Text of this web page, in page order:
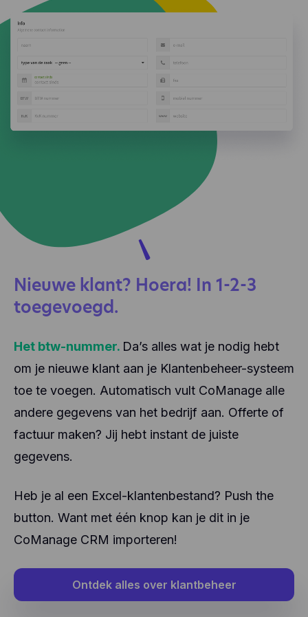
Nieuwe klant? Hoera! In 1-2-3
toegevoegd.
Het btw-nummer. Da’s alles wat je nodig hebt
om je nieuwe klant aan je Klantenbeheer-systeem
toe te voegen. Automatisch vult CoManage alle
andere gegevens van het bedrijf aan. Offerte of
factuur maken? Jij hebt instant de juiste
gegevens.
Heb je al een Excel-klantenbestand? Push the
button. Want met één knop kan je dit in je
CoManage CRM importeren!
Ontdek alles over klantbeheer